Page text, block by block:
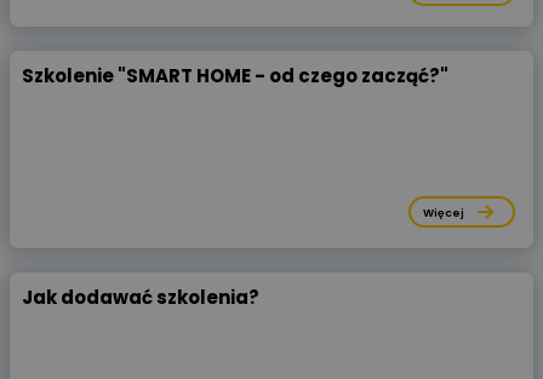
Szkolenie "SMART HOME - od czego zacząć?"
Więcej
Jak dodawać szkolenia?